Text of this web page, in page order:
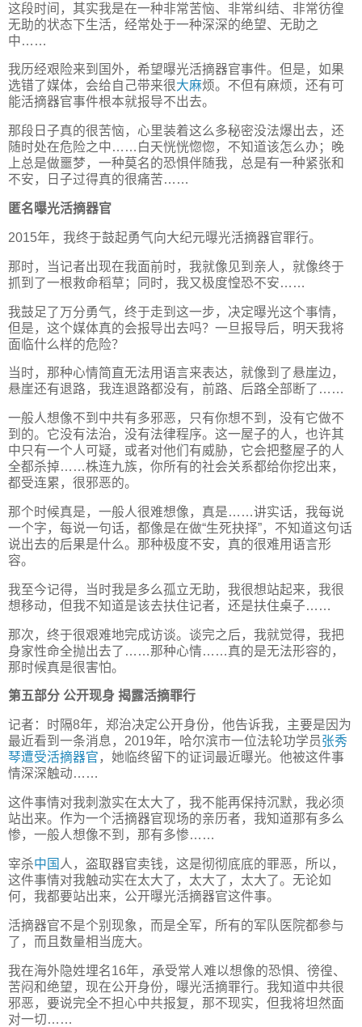
这段时间，其实我是在一种非常苦恼、非常纠结、非常彷徨
无助的状态下生活，经常处于一种深深的绝望、无助之
中……
我历经艰险来到国外，希望曝光活摘器官事件。但是，如果
选错了媒体，会给自己带来很大麻烦。不但有麻烦，还有可
能活摘器官事件根本就报导不出去。
那段日子真的很苦恼，心里装着这么多秘密没法爆出去，还
随时处在危险之中……白天恍恍惚惚，不知道该怎么办；晚
上总是做噩梦，一种莫名的恐惧伴随我，总是有一种紧张和
不安，日子过得真的很痛苦……
匿名曝光活摘器官
2015年，我终于鼓起勇气向大纪元曝光活摘器官罪行。
那时，当记者出现在我面前时，我就像见到亲人，就像终于
抓到了一根救命稻草；同时，我又极度惶恐不安……
我鼓足了万分勇气，终于走到这一步，决定曝光这个事情，
但是，这个媒体真的会报导出去吗？一旦报导后，明天我将
面临什么样的危险？
当时，那种心情简直无法用语言来表达，就像到了悬崖边，
悬崖还有退路，我连退路都没有，前路、后路全部断了……
一般人想像不到中共有多邪恶，只有你想不到，没有它做不
到的。它没有法治，没有法律程序。这一屋子的人，也许其
中只有一个人可疑，或者对他们有威胁，它会把整屋子的人
全都杀掉……株连九族，你所有的社会关系都给你挖出来，
都受连累，很邪恶的。
那个时候真是，一般人很难想像，真是……讲实话，我每说
一个字，每说一句话，都像是在做“生死抉择”，不知道这句话
说出去的后果是什么。那种极度不安，真的很难用语言形
容。
我至今记得，当时我是多么孤立无助，我很想站起来，我很
想移动，但我不知道是该去扶住记者，还是扶住桌子……
那次，终于很艰难地完成访谈。谈完之后，我就觉得，我把
身家性命全抛出去了……那种心情……真的是无法形容的，
那时候真是很害怕。
第五部分 公开现身 揭露活摘罪行
记者：时隔8年，郑治决定公开身份，他告诉我，主要是因为
最近看到一条消息，2019年，哈尔滨市一位法轮功学员张秀
琴遭受活摘器官，她临终留下的证词最近曝光。他被这件事
情深深触动……
这件事情对我刺激实在太大了，我不能再保持沉默，我必须
站出来。作为一个活摘器官现场的亲历者，我知道那有多么
惨，一般人想像不到，那有多惨……
宰杀中国 人，盗取器官卖钱，这是彻彻底底的罪恶，所以，
这件事情对我触动实在太大了，太大了，太大了。无论如
何，我都要站出来，公开曝光活摘器官这件事。
活摘器官不是个别现象，而是全军，所有的军队医院都参与
了，而且数量相当庞大。
我在海外隐姓埋名16年，承受常人难以想像的恐惧、徬徨、
苦闷和绝望，现在公开身份，曝光活摘罪行。我知道中共很
邪恶，要说完全不担心中共报复，那不现实，但我将坦然面
对一切……